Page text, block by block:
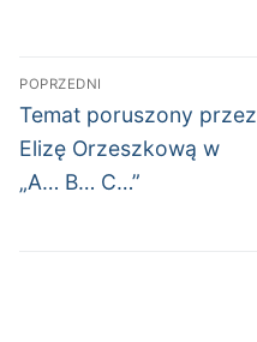
Nawigacja
wpisu
POPRZEDNI
Poprzedni
wpis:
Temat poruszony przez
Elizę Orzeszkową w
„A… B… C…”